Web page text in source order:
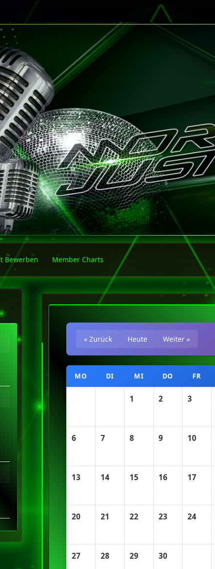
Bewerben Member Charts
« Zurück Heute Weiter »
MO DI MI DO FR
1 2 3
6 7 8 9 10
13 14 15 16 17
20 21 22 23 24
27 28 29 30